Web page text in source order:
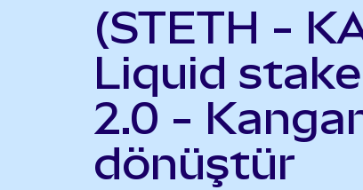
(STETH -
Liquid
2.0 -
dönüştür